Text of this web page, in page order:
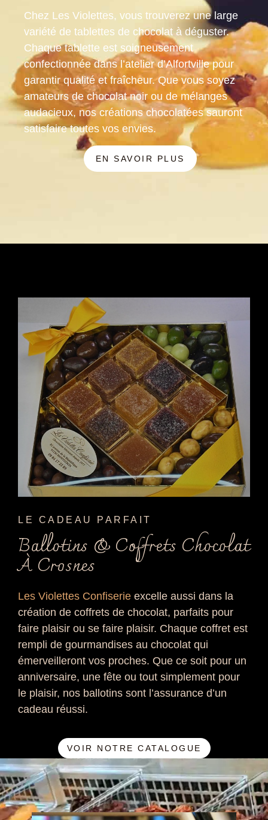
Chez Les Violettes, vous trouverez une large
variété de tablettes de chocolat à déguster.
Chaque tablette est soigneusement
confectionnée dans l’atelier d’Alfortville pour
garantir qualité et fraîcheur. Que vous soyez
amateurs de chocolat noir ou de mélanges
audacieux, nos créations chocolatées sauront
satisfaire toutes vos envies.
EN SAVOIR PLUS
LE CADEAU PARFAIT
Ballotins & Coffrets Chocolat
À Crosnes
Les Violettes Confiserie excelle aussi dans la
création de coffrets de chocolat, parfaits pour
faire plaisir ou se faire plaisir. Chaque coffret est
rempli de gourmandises au chocolat qui
émerveilleront vos proches. Que ce soit pour un
anniversaire, une fête ou tout simplement pour
le plaisir, nos ballotins sont l’assurance d’un
cadeau réussi.
VOIR NOTRE CATALOGUE